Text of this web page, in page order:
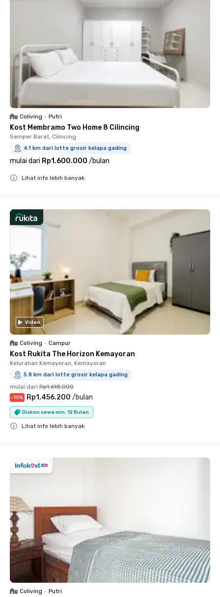
Coliving • Putri
Kost Membramo Two Home 8 Cilincing
Semper Barat, Cilincing
4.1 km dari lotte grosir kelapa gading
mulai dari Rp1.600.000 /bulan
Lihat info lebih banyak
Video
Coliving • Campur
Kost Rukita The Horizon Kemayoran
Kelurahan Kemayoran, Kemayoran
5.8 km dari lotte grosir kelapa gading
mulai dari Rp1.618.000
-10% Rp1.456.200 /bulan
Diskon sewa min. 12 Bulan
Lihat info lebih banyak
Coliving • Putri